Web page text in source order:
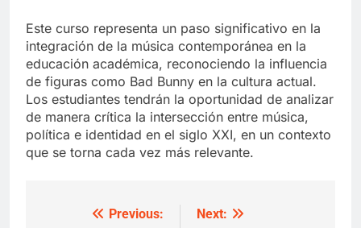
Este curso representa un paso significativo en la
integración de la música contemporánea en la
educación académica, reconociendo la influencia
de figuras como Bad Bunny en la cultura actual.
Los estudiantes tendrán la oportunidad de analizar
de manera crítica la intersección entre música,
política e identidad en el siglo XXI, en un contexto
que se torna cada vez más relevante.
Previous:
Next: